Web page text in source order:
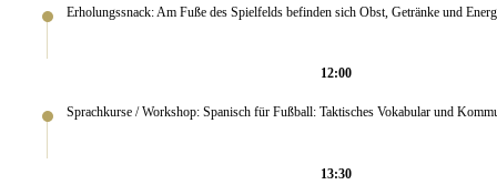
Erholungssnack: Am Fuße des Spielfelds befinden sich Obst, Getränke und
12:00
Sprachkurse / Workshop: Spanisch für Fußball: Taktisches Vokabular und
13:30